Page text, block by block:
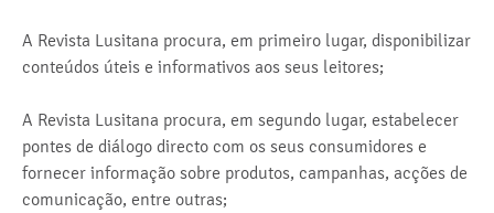
A Revista Lusitana procura, em primeiro lugar, disponibilizar
conteúdos úteis e informativos aos seus leitores;
A Revista Lusitana procura, em segundo lugar, estabelecer
pontes de diálogo directo com os seus consumidores e
fornecer informação sobre produtos, campanhas, acções de
comunicação, entre outras;